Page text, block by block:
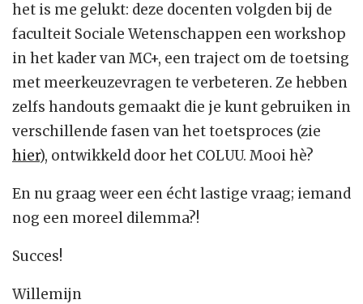
het is me gelukt: deze docenten volgden bij de
faculteit Sociale Wetenschappen een workshop
in het kader van MC+, een traject om de toetsing
met meerkeuzevragen te verbeteren. Ze hebben
zelfs handouts gemaakt die je kunt gebruiken in
verschillende fasen van het toetsproces (zie
hier), ontwikkeld door het COLUU. Mooi hè?
En nu graag weer een écht lastige vraag; iemand
nog een moreel dilemma?!
Succes!
Willemijn